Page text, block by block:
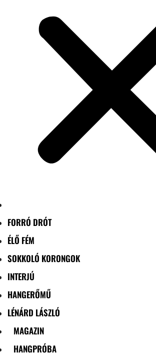
FORRÓ DRÓT
ÉLŐ FÉM
SOKKOLÓ KORONGOK
INTERJÚ
HANGERŐMŰ
LÉNÁRD LÁSZLÓ
MAGAZIN
HANGPRÓBA